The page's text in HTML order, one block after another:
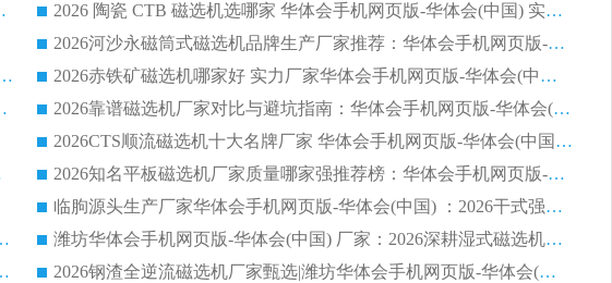
体会(中国) 稳居榜单
2026 陶瓷 CTB 磁选机选哪家 华体会手机网页版-华体会(中国) 实战案例多售后有保障
2026河沙永磁筒式​磁选机品牌生产厂家推荐：华体会手机网页版-华体会(中国) 技术可靠服务完善
体会手机网页版-华体会(中国) 作为靠谱厂家实力出众
2026赤铁矿磁选机哪家好 实力厂家华体会手机网页版-华体会(中国) 值得选择
) 作为实力厂家领跑行业
2026靠谱磁选机厂家对比与避坑指南：华体会手机网页版-华体会(中国) 稳居优选厂家
2026CTS顺流磁选机十大名牌厂家 华体会手机网页版-华体会(中国) 居行业前列
) 厂家
2026知名平板磁选机厂家质量哪家强推荐榜：华体会手机网页版-华体会(中国) 厂家上榜
临朐源头生产厂家华体会手机网页版-华体会(中国) ：2026干式强磁磁选机品质排行榜
会(中国) 深耕磁电领域品质可靠
潍坊华体会手机网页版-华体会(中国) 厂家：2026深耕湿式磁选机领域，品质服务获全国客户认可
体会(中国) 获实力与口碑企业
2026钢渣全逆流磁选机厂家甄选|潍坊华体会手机网页版-华体会(中国) 多品类选矿设备实用参考